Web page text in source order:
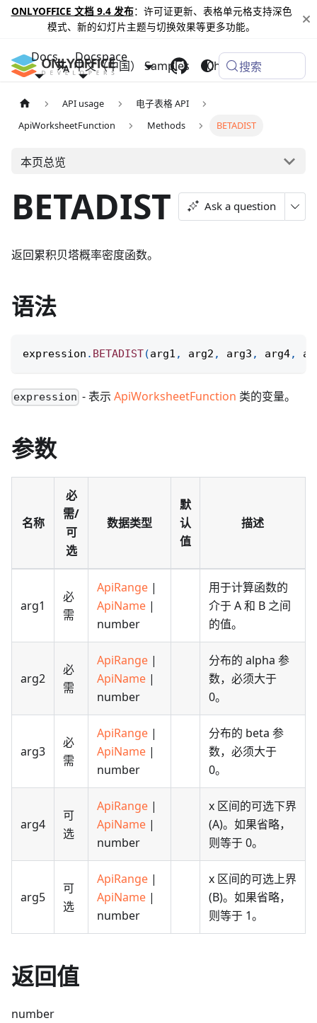
ONLYOFFICE 文档 9.4 发布：许可证更新、表格单元格支持深色
模式、新的幻灯片主题与切换效果等更多功能。
Docs Docspace
Samples Changelog
中文（中国） 搜索
API usage
电子表格 API
ApiWorksheetFunction
Methods BETADIST
本页总览
BETADIST Ask a question
返回累积贝塔概率密度函数。
语法
expression . BETADIST(arg1 , arg2 , arg3 , arg4,
expression - 表示ApiWorksheetFunction 类的变量。
参数
名称
必
需/
可
选
数据类型
默
认
值
描述
arg1
必
需
ApiRange |
ApiName |
number
用于计算函数的
介于 A 和 B 之间
的值。
arg2
必
需
ApiRange |
ApiName |
number
分布的 alpha 参
数，必须大于
0。
arg3
必
需
ApiRange |
ApiName |
number
分布的 beta 参
数，必须大于
0。
arg4
可
选
ApiRange |
ApiName |
number
x 区间的可选下界
(A)。如果省略，
则等于 0。
arg5
可
选
ApiRange |
ApiName |
number
x 区间的可选上界
(B)。如果省略，
则等于 1。
返回值
number